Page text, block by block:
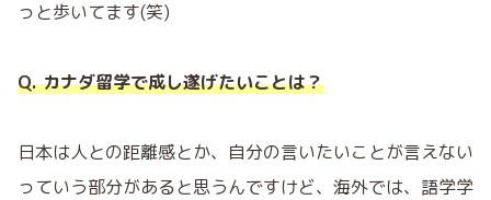
っと歩いてます(笑)
Q. カナダ留学で成し遂げたいことは？
日本は人との距離感とか、自分の言いたいことが言えない
っていう部分があると思うんですけど、海外では、語学学